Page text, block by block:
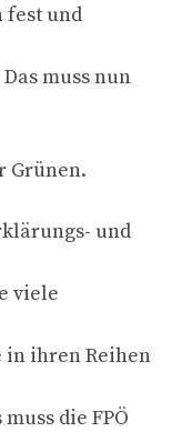
fest und
muss nun
Grünen.
und
viele
in ihren Reihen
die FPÖ